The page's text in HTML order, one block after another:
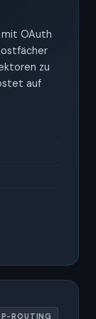
OAuth
zu
auf
ROUTING